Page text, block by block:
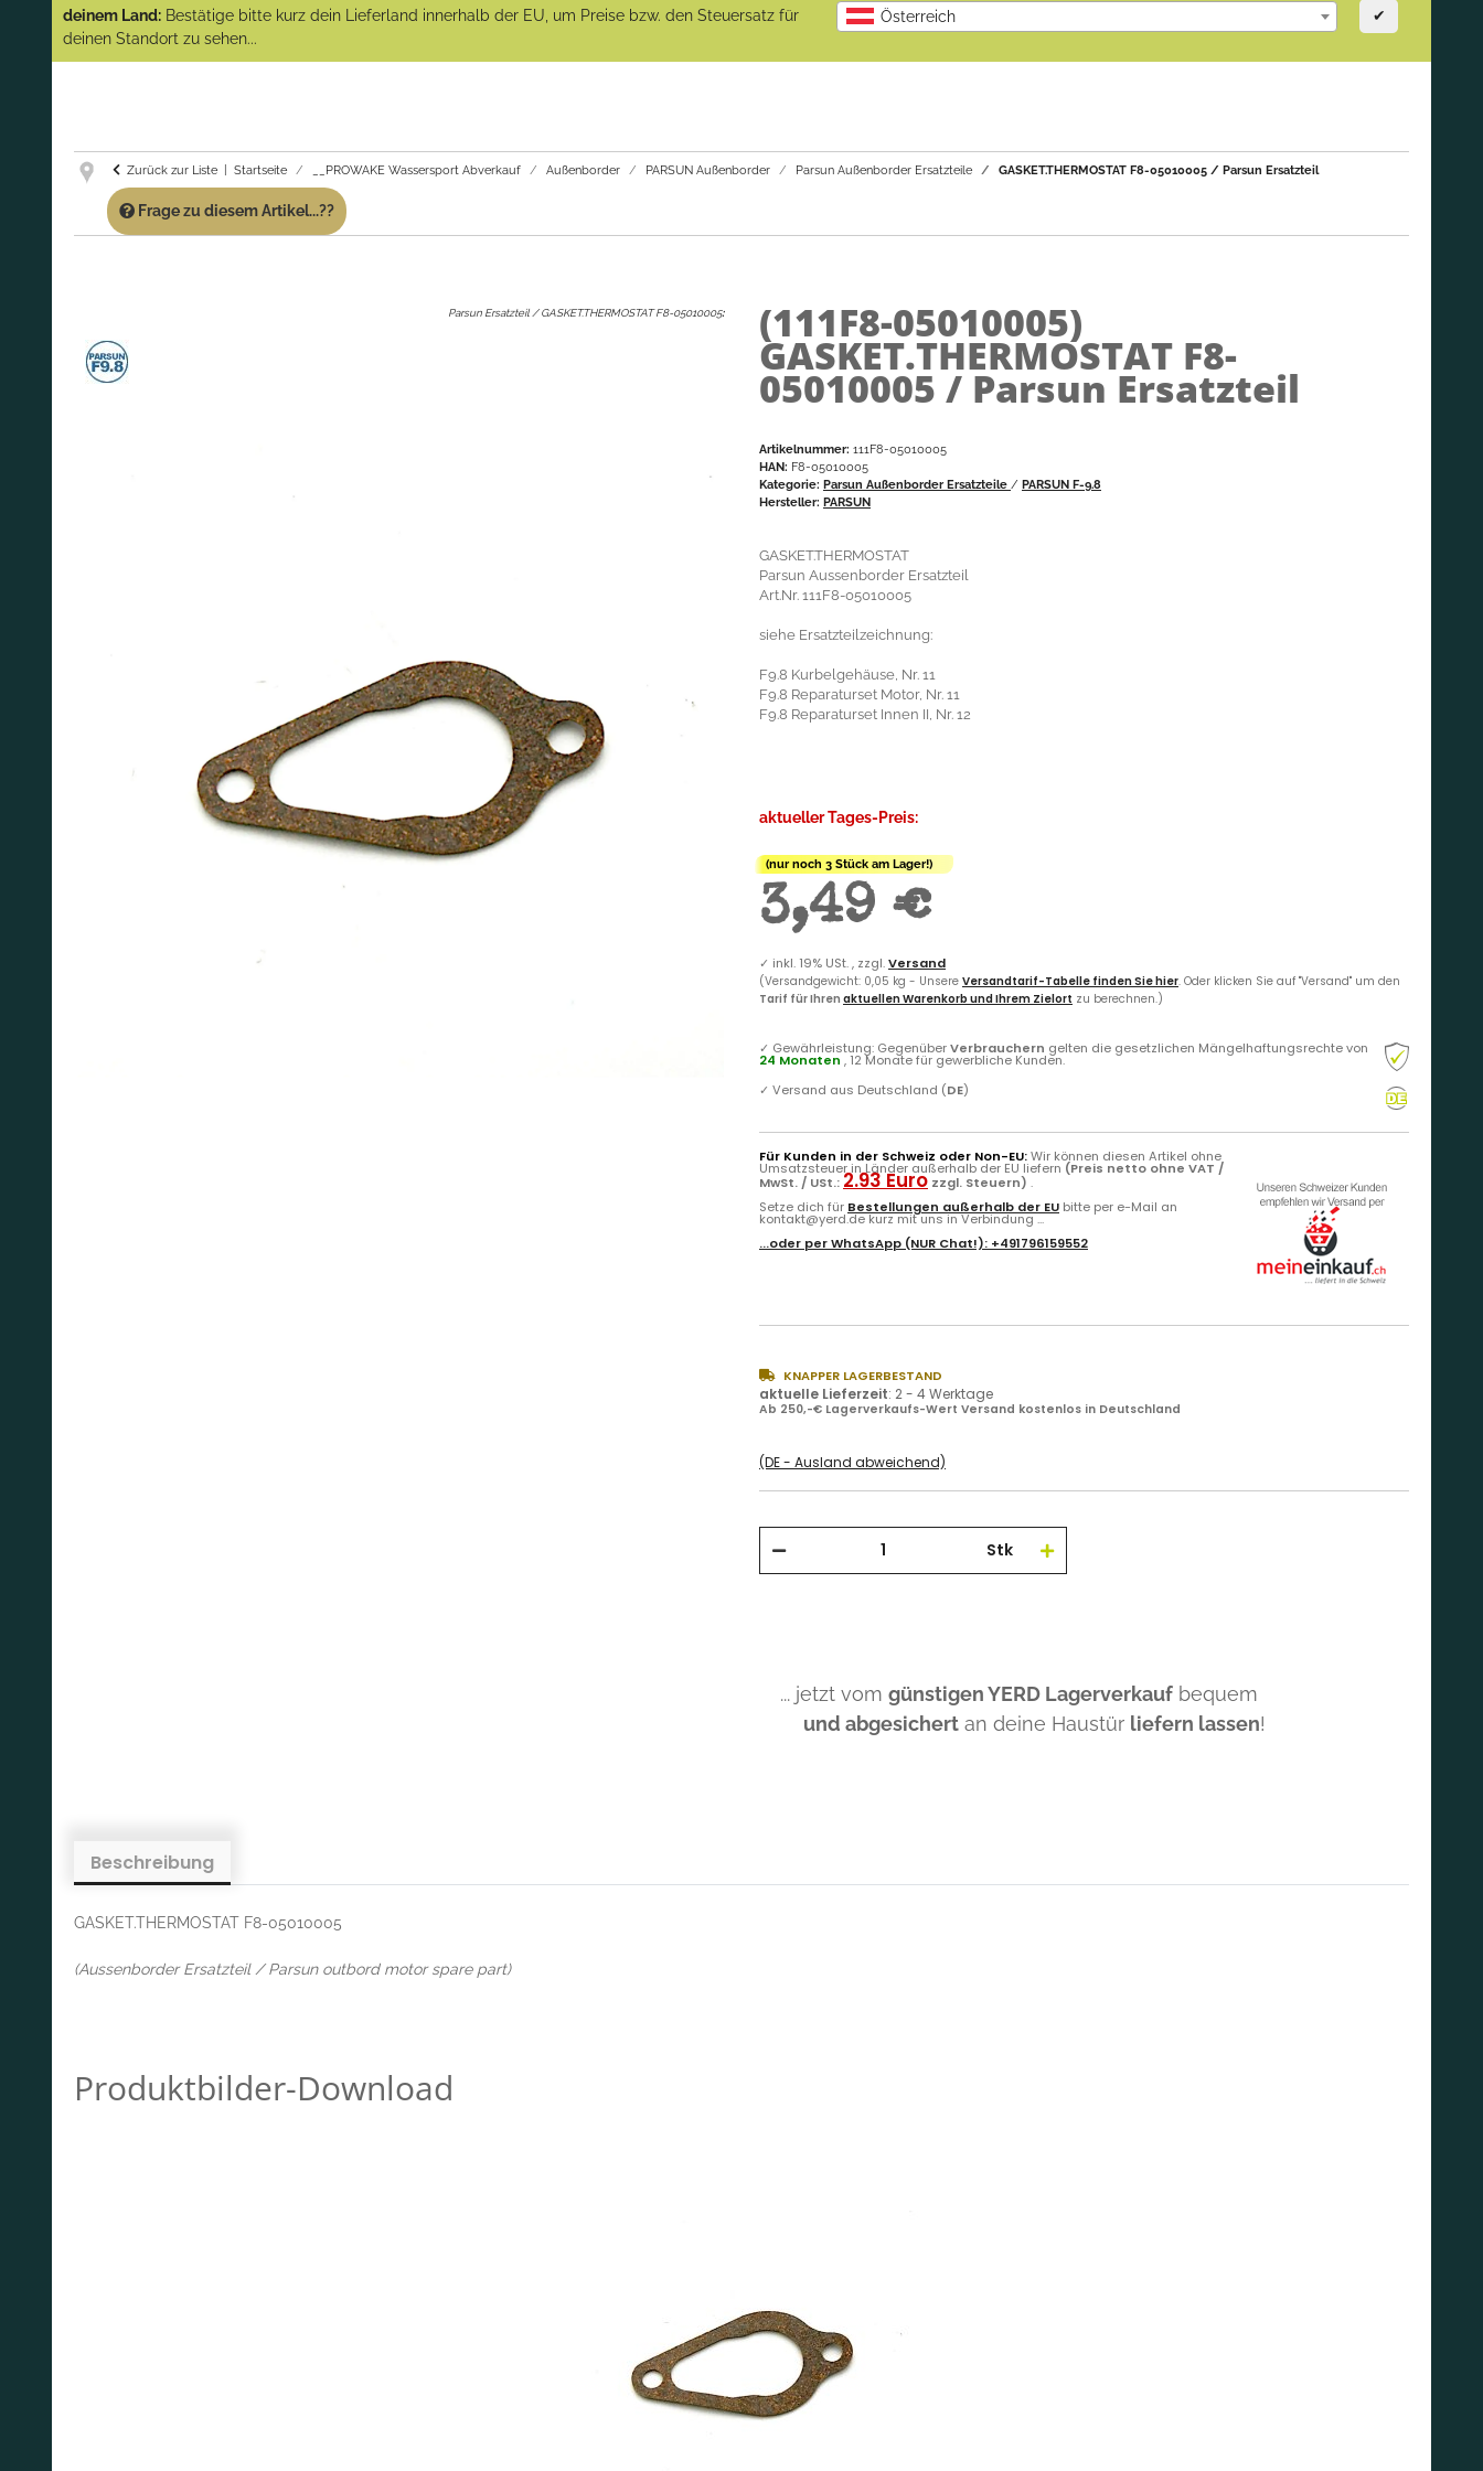
(Abverkauf)!
GARANTIE UND SERVICE:
Artikeln einfach an!
deinem Land: Bestätige bitte kurz dein Lieferland innerhalb der EU, um Preise bzw. den Steuersatz für
deinen Standort zu sehen...
Österreich ✔
Zurück zur Liste Startseite __PROWAKE Wassersport Abverkauf Außenborder PARSUN Außenborder Parsun Außenborder Ersatzteile GASKET.THERMOSTAT F8-05010005 / Parsun Ersatzteil
Frage zu diesem Artikel...??
Parsun Ersatzteil / GASKET.THERMOSTAT F8-05010005: (111F8-05010005)
GASKET.THERMOSTAT F8-
05010005 / Parsun Ersatzteil
Artikelnummer: 111F8-05010005
HAN: F8-05010005
Kategorie: Parsun Außenborder Ersatzteile / PARSUN F-9.8
Hersteller: PARSUN
GASKET.THERMOSTAT
Parsun Aussenborder Ersatzteil
Art.Nr. 111F8-05010005
siehe Ersatzteilzeichnung:
F9.8 Kurbelgehäuse, Nr. 11
F9.8 Reparaturset Motor, Nr. 11
F9.8 Reparaturset Innen II, Nr. 12
aktueller Tages-Preis:
(nur noch 3 Stück am Lager!)
3,49 €
✓ inkl. 19% USt. , zzgl.Versand
(Versandgewicht: 0,05 kg - Unsere Versandtarif-Tabelle finden Sie hier. Oder klicken Sie auf "Versand" um den
Tarif für Ihren aktuellen Warenkorb und Ihrem Zielort zu berechnen.)
✓ Gewährleistung: GegenüberVerbrauchern gelten die gesetzlichen Mängelhaftungsrechte von
24 Monaten , 12 Monate für gewerbliche Kunden.
✓ Versand aus Deutschland (DE)
Für Kunden in der Schweiz oder Non-EU:Wir können diesen Artikel ohne
Umsatzsteuer in Länder außerhalb der EU liefern (Preis netto ohne VAT /
MwSt. / USt.: 2.93 Euro zzgl. Steuern) .
Setze dich für Bestellungen außerhalb der EU bitte per e-Mail an
kontakt@yerd.de kurz mit uns in Verbindung ...
...oder perWhatsApp (NUR Chat!): +491796159552
KNAPPER LAGERBESTAND
aktuelle Lieferzeit: 2 - 4 Werktage
Ab 250,-€ Lagerverkaufs-Wert Versand kostenlos in Deutschland
(DE - Ausland abweichend)
Stk
... jetzt vom günstigen YERD Lagerverkauf bequem
und abgesichert an deine Haustür liefern lassen!
Beschreibung
GASKET.THERMOSTAT F8-05010005
(Aussenborder Ersatzteil / Parsun outbord motor spare part)
Produktbilder-Download